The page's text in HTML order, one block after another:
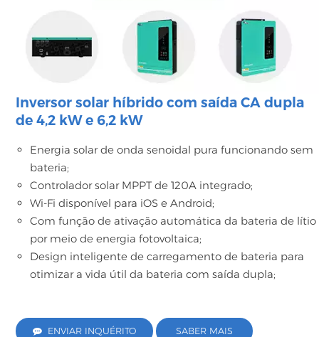
Inversor solar híbrido com saída CA dupla
de 4,2 kW e 6,2 kW
Energia solar de onda senoidal pura funcionando sem
bateria;
Controlador solar MPPT de 120A integrado;
Wi-Fi disponível para iOS e Android;
Com função de ativação automática da bateria de lítio
por meio de energia fotovoltaica;
Design inteligente de carregamento de bateria para
otimizar a vida útil da bateria com saída dupla;
ENVIAR INQUÉRITO SABER MAIS